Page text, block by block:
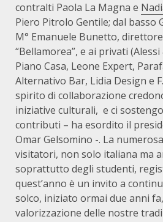
contralti Paola La Magna e
Piero Pitrolo Gentile; dal basso
M° Emanuele Bunetto,
“Bellamorea”, e ai privati
Piano Casa, Leone Expert,
Alternativo Bar, Lidia Design e
spirito di collaborazione
iniziative culturali, e ci
contributi – ha esordito il
Omar Gelsomino -. La
visitatori, non solo italiana ma
soprattutto degli studenti,
quest’anno è un invito a
solco, iniziato ormai due anni
valorizzazione delle nostre